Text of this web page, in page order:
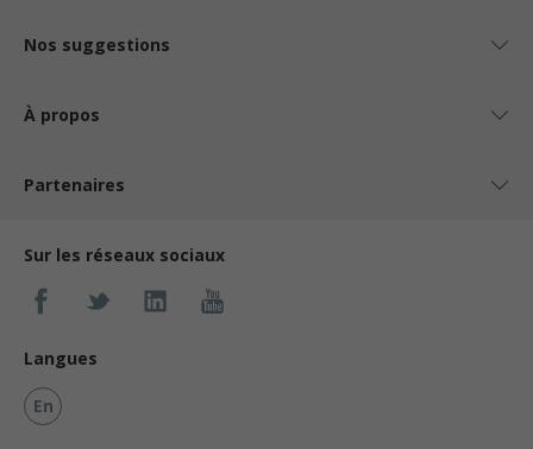
Nos suggestions
À propos
Partenaires
Sur les réseaux sociaux
Langues
En